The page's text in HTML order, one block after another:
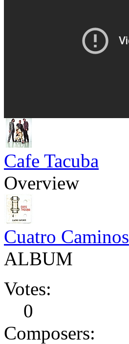
Cafe Tacuba
Overview
Cuatro Caminos
ALBUM
Votes:
0
Composers: